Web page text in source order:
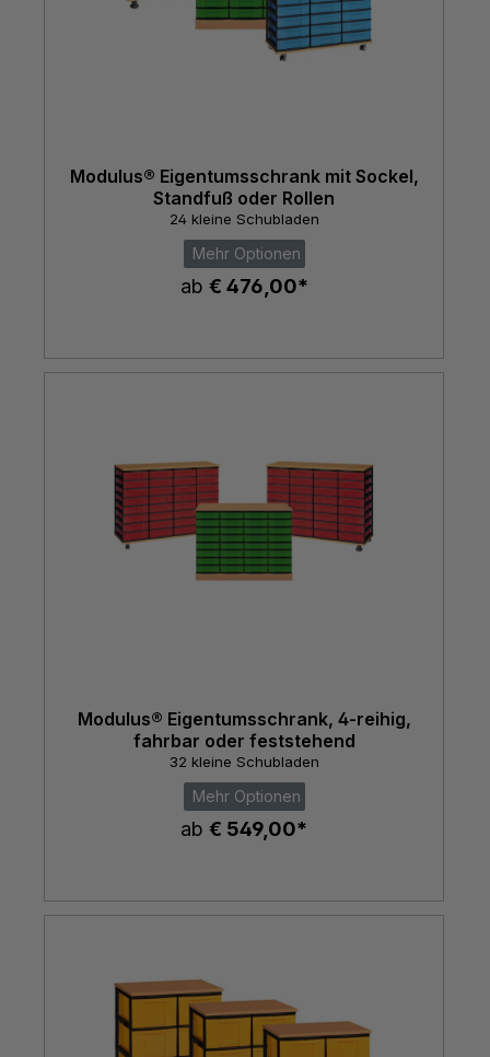
Modulus® Eigentumsschrank mit Sockel,
Standfuß oder Rollen
24 kleine Schubladen
Mehr Optionen
ab € 476,00*
Modulus® Eigentumsschrank, 4-reihig,
fahrbar oder feststehend
32 kleine Schubladen
Mehr Optionen
ab € 549,00*